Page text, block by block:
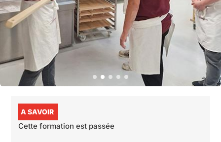
A SAVOIR
Cette formation est passée